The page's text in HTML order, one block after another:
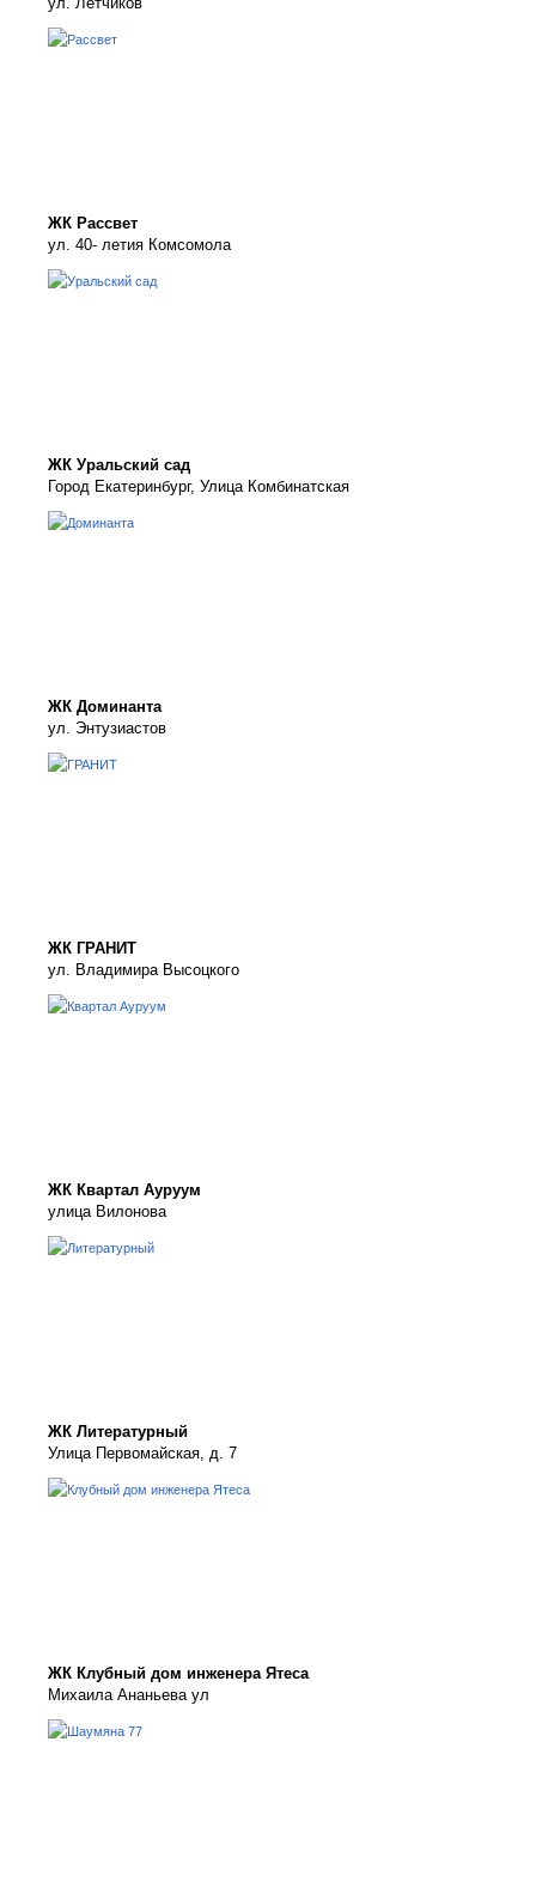
ЖК Рассвет
ул. 40- летия Комсомола
ЖК Уральский сад
Город Екатеринбург, Улица Комбинатская
ЖК Доминанта
ул. Энтузиастов
ЖК ГРАНИТ
ул. Владимира Высоцкого
ЖК Квартал Ауруум
улица Вилонова
ЖК Литературный
Улица Первомайская, д. 7
ЖК Клубный дом инженера Ятеса
Михаила Ананьева ул